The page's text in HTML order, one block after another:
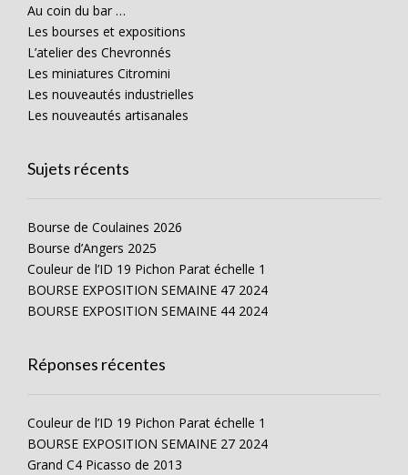
Au coin du bar …
Les bourses et expositions
L’atelier des Chevronnés
Les miniatures Citromini
Les nouveautés industrielles
Les nouveautés artisanales
Sujets récents
Bourse de Coulaines 2026
Bourse d’Angers 2025
Couleur de l’ID 19 Pichon Parat échelle 1
BOURSE EXPOSITION SEMAINE 47 2024
BOURSE EXPOSITION SEMAINE 44 2024
Réponses récentes
Couleur de l’ID 19 Pichon Parat échelle 1
BOURSE EXPOSITION SEMAINE 27 2024
Grand C4 Picasso de 2013